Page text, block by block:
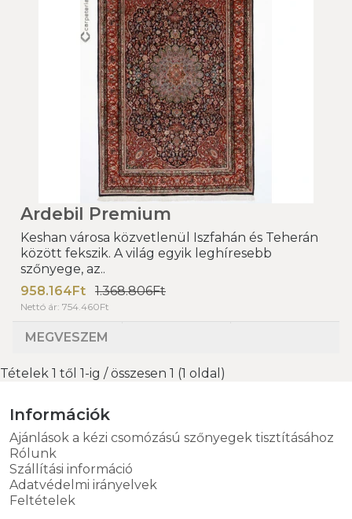
Ardebil Premium
Keshan városa közvetlenül Iszfahán és Teherán
között fekszik. A világ egyik leghíresebb
szőnyege, az..
958.164Ft
1.368.806Ft
Nettó ár: 754.460Ft
MEGVESZEM
Tételek 1 től 1-ig / összesen 1 (1 oldal)
Információk
Ajánlások a kézi csomózású szőnyegek tisztításához
Rólunk
Szállítási információ
Adatvédelmi irányelvek
Feltételek